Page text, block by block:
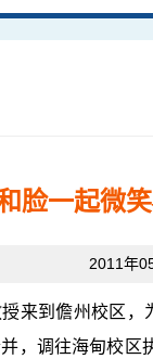
脸一起微
2011年
来到儋州校区
，调往海甸校